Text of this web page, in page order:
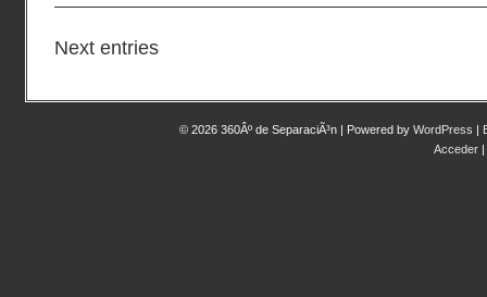
Next entries
© 2026 360Âº de SeparaciÃ³n | Powered by WordPress |
Acceder